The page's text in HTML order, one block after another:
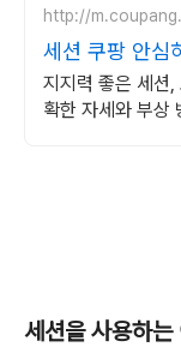
http://
세션 쿠팡 안심
지지력 좋은 세션
확한 자세와 부상
세션을 사용하는